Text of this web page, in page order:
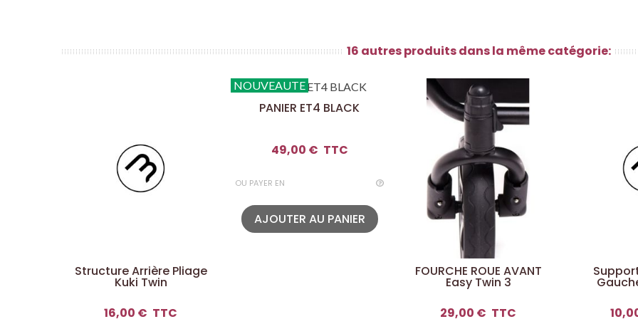
16 autres produits dans la même catégorie:
Structure Arrière Pliage
Kuki Twin
16,00 € TTC
NOUVEAUTE
PANIER ET4 BLACK
49,00 € TTC
OU PAYER EN
AJOUTER AU PANIER
FOURCHE ROUE AVANT
Easy Twin 3
29,00 € TTC